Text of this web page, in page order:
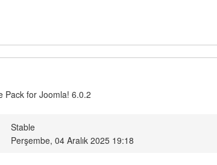
Pack for Joomla! 6.0.2
Stable
Perşembe, 04 Aralık 2025 19:18